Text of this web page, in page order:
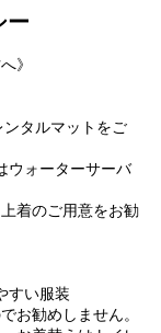
ー
》
タルマットをご
ウォーターサーバ
着のご用意をお勧
すい服装
お勧めしません。